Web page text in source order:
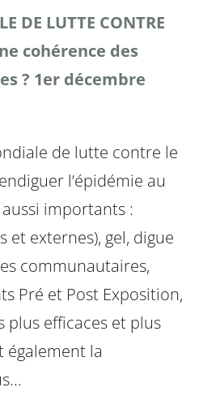
DE LUTTE CONTRE
cohérence des
? 1er décembre
de lutte contre le
l’épidémie au
importants :
et externes), gel, digue
communautaires,
Pré et Post Exposition,
efficaces et plus
également la